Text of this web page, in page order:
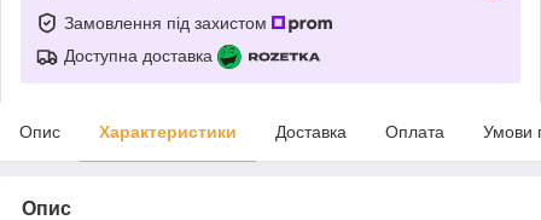
Замовлення під захистом
Доступна доставка
Опис Характеристики Доставка Оплата Умови
Опис